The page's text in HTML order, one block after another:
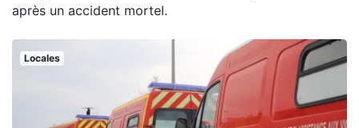
après un accident mortel.
Locales